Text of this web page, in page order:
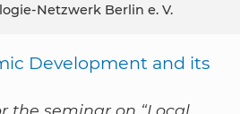
Netzwerk Berlin e. V.
Development and its
the seminar on “Local